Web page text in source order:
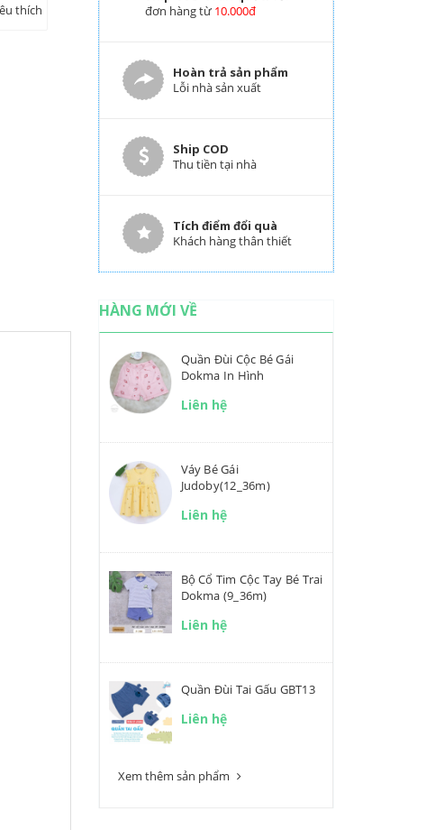
thích
đơn hàng từ 10.000đ
Hoàn trả sản phẩm
Lỗi nhà sản xuất
Ship COD
Thu tiền tại nhà
Tích điểm đổi quà
Khách hàng thân thiết
HÀNG MỚI VỀ
Quần Đùi Cộc Bé Gái
Dokma In Hình
Liên hệ
Váy Bé Gái
Judoby(12_36m)
Liên hệ
Bộ Cổ Tim Cộc Tay Bé Trai
Dokma (9_36m)
Liên hệ
Quần Đùi Tai Gấu GBT13
Liên hệ
Xem thêm sản phẩm